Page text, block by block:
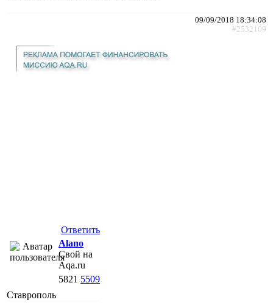
09/09/2018 18:34:08
#2532109
Ответить
Alano
Свой на
Aqa.ru
5821 5509
Ставрополь